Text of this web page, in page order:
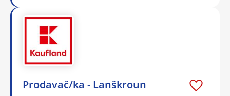
Prodavač/ka - Lanškroun